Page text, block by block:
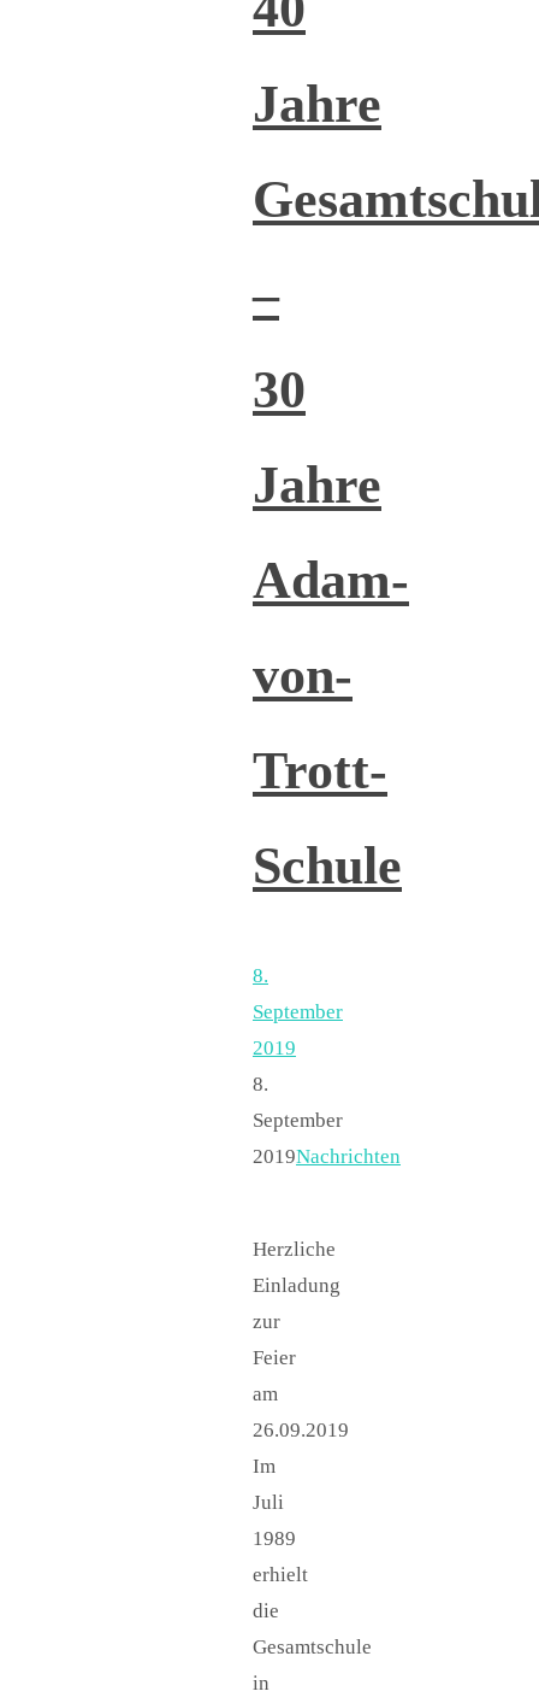
Jahre
–
30
Jahre
Adam-
von-
Trott-
Schule
8.
September
2019
8.
September
2019Nachrichten
Herzliche
Einladung
zur
Feier
am
26.09.2019
Im
Juli
1989
erhielt
die
Gesamtschule
in